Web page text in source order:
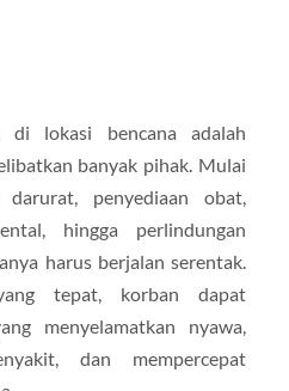
di lokasi bencana adalah
banyak pihak. Mulai
penyediaan obat,
hingga perlindungan
harus berjalan serentak.
tepat, korban dapat
menyelamatkan nyawa,
dan mempercepat